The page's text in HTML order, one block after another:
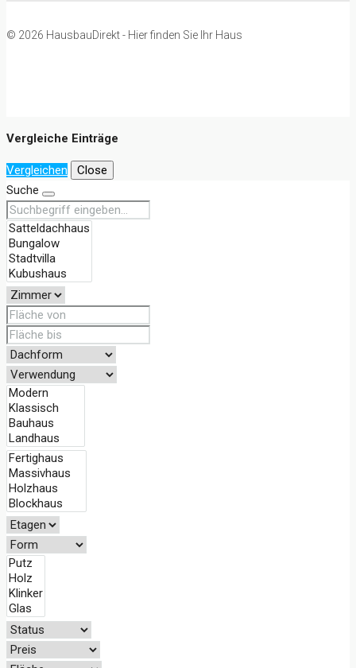
© 2026 HausbauDirekt - Hier finden Sie Ihr Haus
Vergleiche Einträge
Vergleichen
Close
Suche